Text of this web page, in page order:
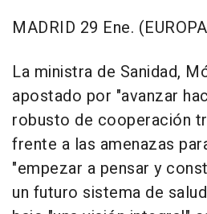
MADRID 29 Ene.
La ministra de Sanidad,
apostado por "avanzar
robusto de cooperación
frente a las amenazas
"empezar a pensar y
un futuro sistema de